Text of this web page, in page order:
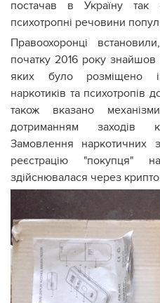
постачав в Україну
психотропні речовини
Правоохоронці
початку 2016 року знайшов
яких було розміщено
наркотиків та психотропів
також вказано
дотриманням заходів
Замовлення наркотичних
реєстрацію "покупця"
здійснювалася через